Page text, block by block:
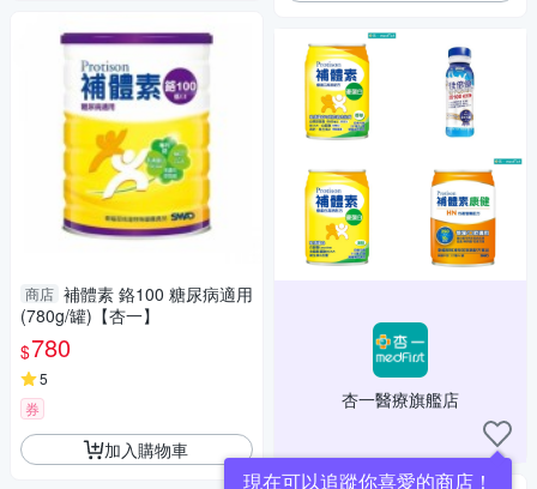
商店 補體素 鉻100 糖尿病適用
(780g/罐)【杏一】
$780
5
券
加入購物車
杏一醫療旗艦店
現在可以追蹤你喜愛的商店！